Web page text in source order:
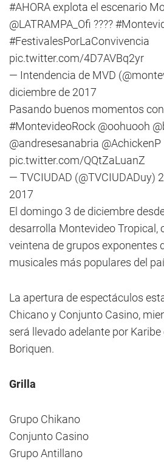
#AHORAexplota el escenario
@LATRAMPA_Ofi ????
#FestivalesPorLaConvivencia
pic.twitter.com/4D7AVBq2yr
— Intendencia de MVD
diciembre de 2017
Pasando buenos momentos
#MontevideoRock @oohuooh
@andresesanabria @AchickenP
pic.twitter.com/QQtZaLuanZ
— TVCIUDAD (@TVCIUDADuy)
2017
El domingo 3 de diciembre
desarrolla Montevideo Tropical,
veintena de grupos exponentes
musicales más populares del
La apertura de espectáculos
Chicano y Conjunto Casino,
será llevado adelante por Karibe
Boriquen.
Grilla
Grupo Chikano
Conjunto Casino
Grupo Antillano